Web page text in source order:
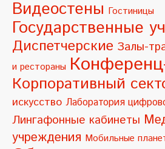
a
t
i
v
e
:
Видеостены Гостиницы
Государственные
Диспетчерские Залы-
и рестораны
Корпоративный
искусство Лаборатория
Лингафонные кабинеты
учреждения Мобильные